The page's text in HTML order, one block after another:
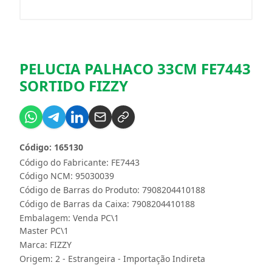
PELUCIA PALHACO 33CM FE7443
SORTIDO FIZZY
Código do Fabricante: FE7443
Código: 165130
Código NCM: 95030039
Código de Barras do Produto: 7908204410188
Código de Barras da Caixa: 7908204410188
Embalagem: Venda PC\1
Master PC\1
Marca: FIZZY
Origem: 2 - Estrangeira - Importação Indireta